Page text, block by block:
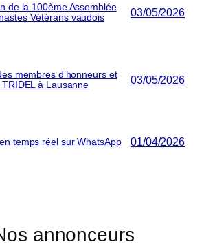
de la 100ème Assemblée
Vétérans vaudois
03/05/2026
membres d’honneurs et
à Lausanne
03/05/2026
temps réel sur WhatsApp 01/04/2026
annonceurs